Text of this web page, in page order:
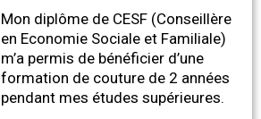
Mon diplôme de CESF (Conseillère
en Economie Sociale et Familiale)
m’a permis de bénéficier d’une
formation de couture de 2 années
pendant mes études supérieures.